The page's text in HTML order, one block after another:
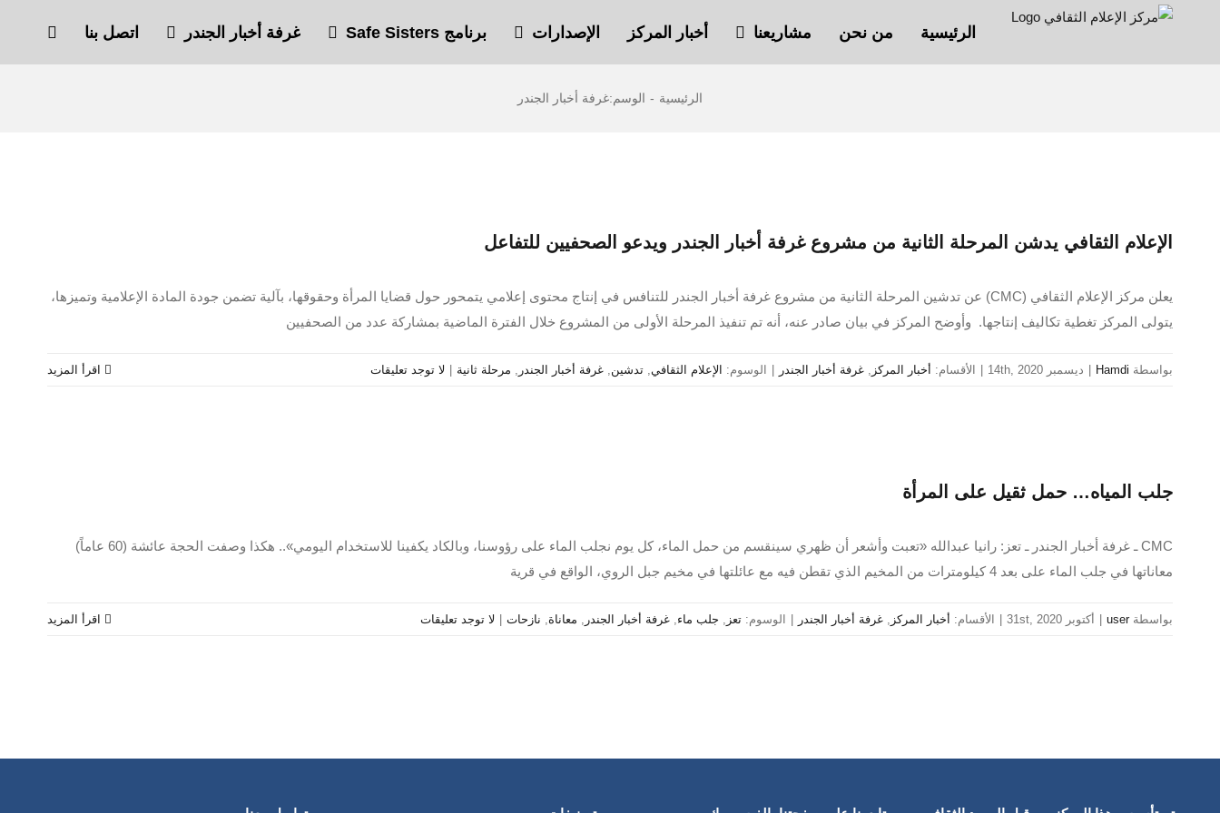
content
الرئيسية من نحن مشاريعنا أخبار المركز الإصدارات برنامج Safe Sisters غرفة أخبار الجندر اتصل بنا
الرئيسية - الوسم:غرفة أخبار الجندر
الإعلام الثقافي يدشن المرحلة الثانية من مشروع غرفة أخبار الجندر ويدعو الصحفيين للتفاعل
يعلن مركز الإعلام الثقافي (CMC) عن تدشين المرحلة الثانية من مشروع غرفة أخبار الجندر للتنافس في إنتاج محتوى إعلامي يتمحور حول قضايا المرأة وحقوقها، بآلية تضمن جودة المادة الإعلامية وتميزها،
يتولى المركز تغطية تكاليف إنتاجها. وأوضح المركز في بيان صادر عنه، أنه تم تنفيذ المرحلة الأولى من المشروع خلال الفترة الماضية بمشاركة عدد من الصحفيين
بواسطة Hamdi ديسمبر 14th, 2020 الأقسام: أخبار المركز , غرفة أخبار الجندر الوسوم: الإعلام الثقافي, تدشين, غرفة أخبار الجندر , مرحلة ثانية لا توجد تعليقات
جلب المياه… حمل ثقيل على المرأة
CMC ـ غرفة أخبار الجندر ـ تعز: رانيا عبدالله «تعبت وأشعر أن ظهري سينقسم من حمل الماء، كل يوم نجلب الماء على رؤوسنا، وبالكاد يكفينا للاستخدام اليومي».. هكذا وصفت الحجة عائشة (60 عاماً)
معاناتها في جلب الماء على بعد 4 كيلومترات من المخيم الذي تقطن فيه مع عائلتها في مخيم جبل الروي، الواقع في قرية
بواسطةuser أكتوبر 31st, 2020 الأقسام: أخبار المركز , غرفة أخبار الجندر الوسوم: تعز , جلب ماء, غرفة أخبار الجندر , معاناة, نازحات لا توجد تعليقات